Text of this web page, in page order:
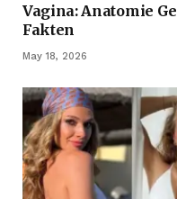
Vagina: Anatomie
Fakten
May 18, 2026